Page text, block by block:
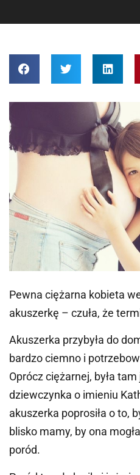
Pewna ciężarna kobieta
akuszerkę – czuła, że
Akuszerka przybyła do
bardzo ciemno i
Oprócz ciężarnej, była
dziewczynka o imieniu
akuszerka poprosiła o to,
blisko mamy, by ona
poród.